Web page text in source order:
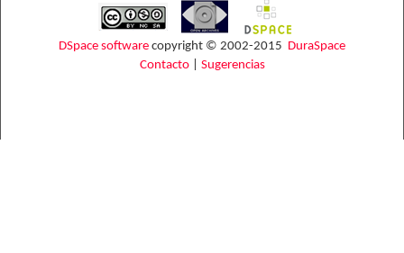
DSpace software copyright © 2002-2015 DuraSpace
Contacto| Sugerencias